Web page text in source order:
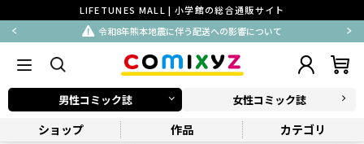
LIFETUNES MALL | 小学館の総合通販サイト
令和8年熊本地震に伴う配送への影響について
男性コミック誌 女性コミック誌
ショップ 作品
カテゴリ